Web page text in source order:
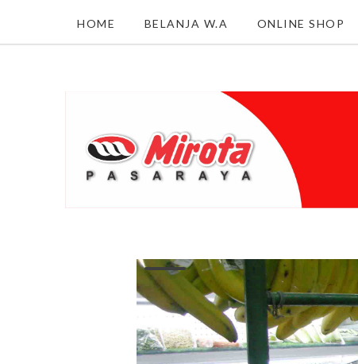
HOME BELANJA W.A ONLINE SHOP